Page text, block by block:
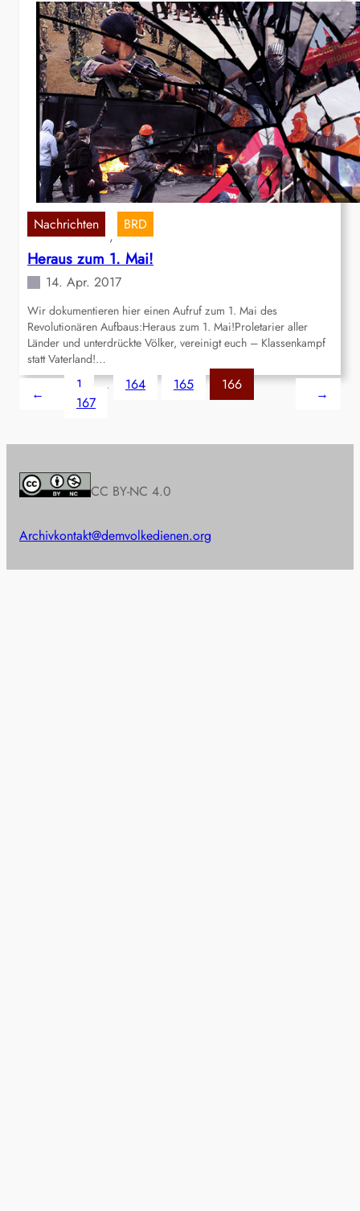
Nachrichten
,
BRD
Heraus zum 1. Mai!
14. Apr. 2017
Wir dokumentieren hier einen Aufruf zum 1. Mai des
Revolutionären Aufbaus:Heraus zum 1. Mai!Proletarier aller
Länder und unterdrückte Völker, vereinigt euch – Klassenkampf
statt Vaterland!…
← 1 … 164 165
166
167
→
CC BY-NC 4.0
Archivkontakt@demvolkedienen.org